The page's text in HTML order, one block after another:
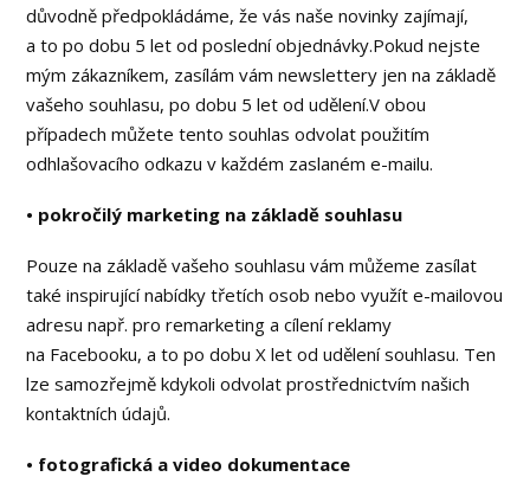
důvodně předpokládáme, že vás naše novinky zajímají,
a to po dobu 5 let od poslední objednávky.Pokud nejste
mým zákazníkem, zasílám vám newslettery jen na základě
vašeho souhlasu, po dobu 5 let od udělení.V obou
případech můžete tento souhlas odvolat použitím
odhlašovacího odkazu v každém zaslaném e-mailu.
• pokročilý marketing na základě souhlasu
Pouze na základě vašeho souhlasu vám můžeme zasílat
také inspirující nabídky třetích osob nebo využít e-mailovou
adresu např. pro remarketing a cílení reklamy
na Facebooku, a to po dobu X let od udělení souhlasu. Ten
lze samozřejmě kdykoli odvolat prostřednictvím našich
kontaktních údajů.
• fotografická a video dokumentace